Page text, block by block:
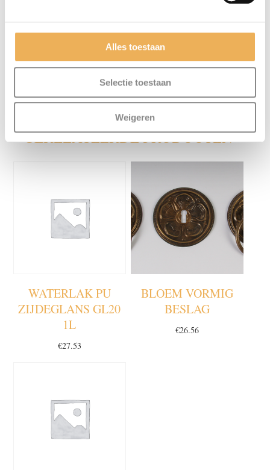
Alles toestaan
Selectie toestaan
Weigeren
ik een reactie plaats.
GERELATEERDE PRODUCTEN
WATERLAK PU
ZIJDEGLANS GL20
1L
€27.53
BLOEM VORMIG
BESLAG
€26.56